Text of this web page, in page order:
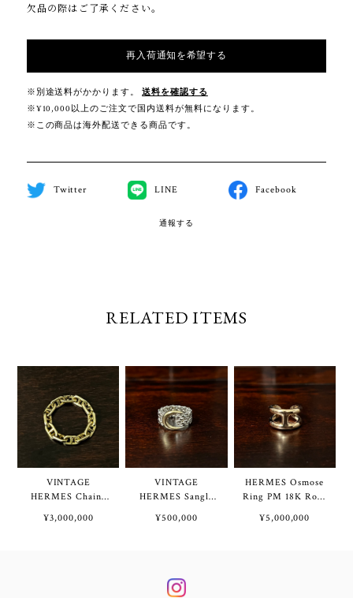
欠品の際はご了承ください。
再入荷通知を希望する
※別途送料がかかります。
送料を確認する
※¥10,000以上のご注文で国内送料が無料になります。
※この商品は海外配送できる商品です。
Twitter LINE Facebook
通報する
RELATED ITEMS
VINTAGE
HERMES Chaine
Yellow Gold | ヴィ
¥3,000,000
VINTAGE
HERMES Sangle
800 & 18K Yellow
シルバー 800 &
¥500,000
HERMES Osmose
Ring PM 18K Rose
オスモズ リング
¥5,000,000